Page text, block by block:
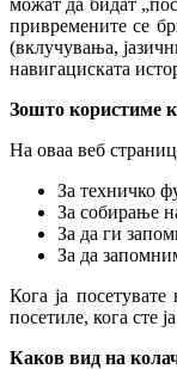
привремените се
(вклучувања,
навигациската
Зошто користиме
На оваа веб
За техничко
За собирање
За да ги
За да
Кога ја
посетиле, кога сте
Каков вид на